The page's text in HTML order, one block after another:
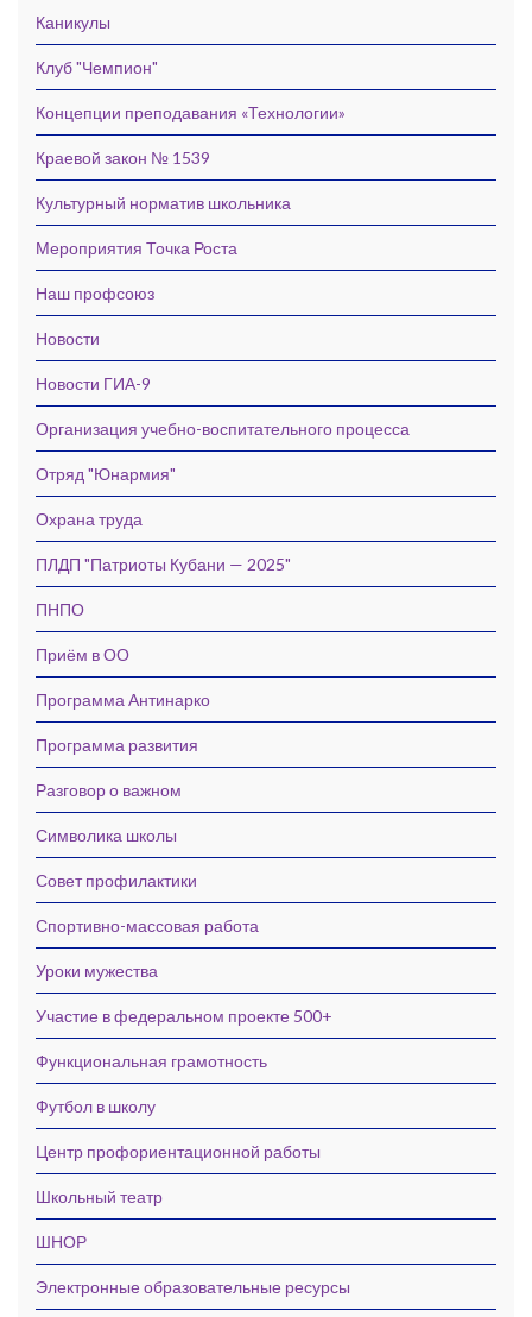
Каникулы
Клуб "Чемпион"
Концепции преподавания «Технологии»
Краевой закон № 1539
Культурный норматив школьника
Мероприятия Точка Роста
Наш профсоюз
Новости
Новости ГИА-9
Организация учебно-воспитательного процесса
Отряд "Юнармия"
Охрана труда
ПЛДП "Патриоты Кубани — 2025"
ПНПО
Приём в ОО
Программа Антинарко
Программа развития
Разговор о важном
Символика школы
Совет профилактики
Спортивно-массовая работа
Уроки мужества
Участие в федеральном проекте 500+
Функциональная грамотность
Футбол в школу
Центр профориентационной работы
Школьный театр
ШНОР
Электронные образовательные ресурсы